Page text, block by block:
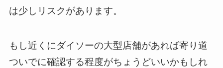
は少しリスクがあります。
もし近くにダイソーの大型店舗があれば寄り道
ついでに確認する程度がちょうどいいかもしれ